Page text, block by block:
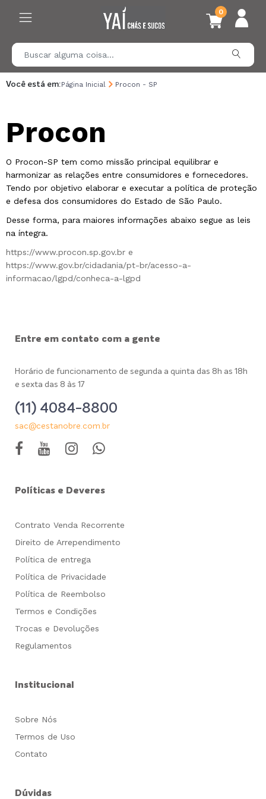
0
Você está em:Página Inicial Procon - SP
Procon
O Procon-SP tem como missão principal equilibrar e
harmonizar as relações entre consumidores e fornecedores.
Tendo por objetivo elaborar e executar a política de proteção
e defesa dos consumidores do Estado de São Paulo.
Desse forma, para maiores informações abaixo segue as leis
na íntegra.
https://www.procon.sp.gov.br e
https://www.gov.br/cidadania/pt-br/acesso-a-
informacao/lgpd/conheca-a-lgpd
Entre em contato com a gente
Horário de funcionamento de segunda a quinta das 8h as 18h
e sexta das 8 às 17
(11) 4084-8800
sac@cestanobre.com.br
Políticas e Deveres
Contrato Venda Recorrente
Direito de Arrependimento
Política de entrega
Política de Privacidade
Política de Reembolso
Termos e Condições
Trocas e Devoluções
Regulamentos
Institucional
Sobre Nós
Termos de Uso
Contato
Dúvidas